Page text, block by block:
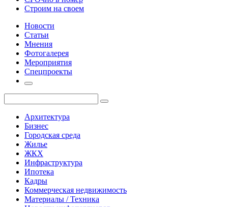
Строим на своем
Новости
Статьи
Мнения
Фотогалерея
Мероприятия
Спецпроекты
Архитектура
Бизнес
Городская среда
Жилье
ЖКХ
Инфраструктура
Ипотека
Кадры
Коммерческая недвижимость
Материалы / Техника